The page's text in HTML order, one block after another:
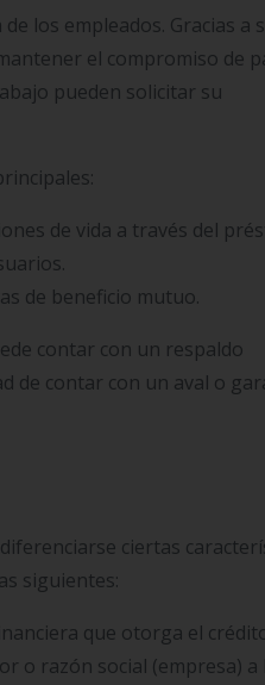
los empleados. Gracias a
el compromiso de
pueden solicitar su
de vida a través del
de beneficio mutuo.
contar con un respaldo
de contar con un aval o
ciertas
siguientes:
que otorga el
o razón social (empresa) a